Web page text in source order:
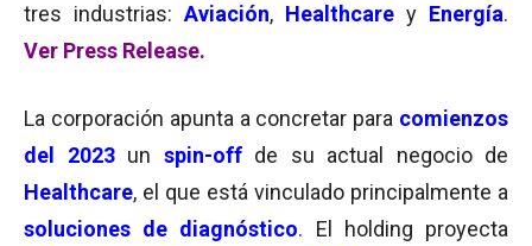
tres industrias: Aviación, Healthcare y Energía.
Ver Press Release.
La corporación apunta a concretar para comienzos
del 2023 un spin-offde su actual negocio de
Healthcare, el que está vinculado principalmente a
soluciones de diagnóstico. El holding proyecta